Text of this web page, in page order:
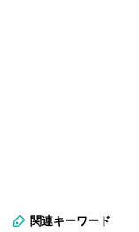
関連キーワード